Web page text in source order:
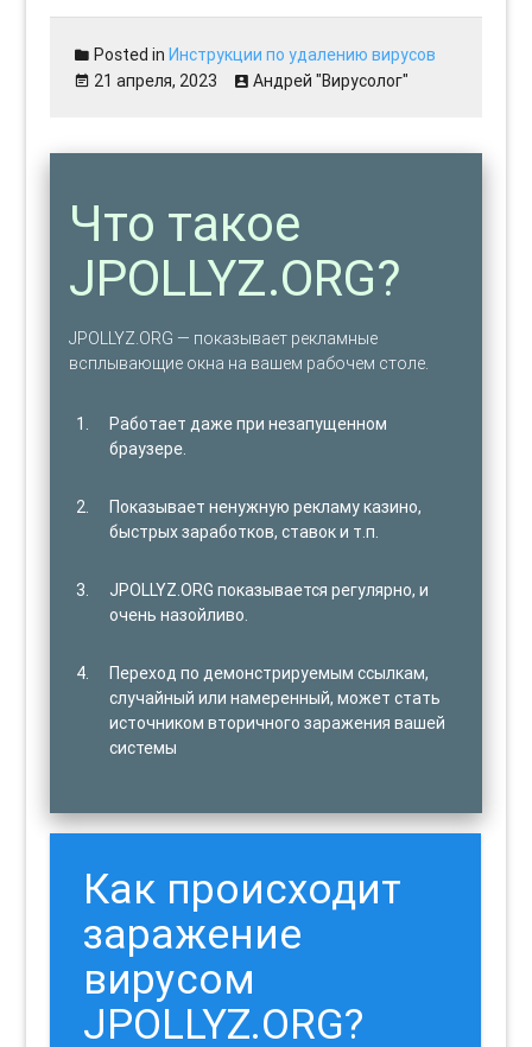
Posted inИнструкции по удалению вирусов
21 апреля, 2023
Андрей "Вирусолог"
Что такое
JPOLLYZ.ORG?
JPOLLYZ.ORG — показывает рекламные
всплывающие окна на вашем рабочем столе.
Работает даже при незапущенном
браузере.
Показывает ненужную рекламу казино,
быстрых заработков, ставок и т.п.
JPOLLYZ.ORG показывается регулярно, и
очень назойливо.
Переход по демонстрируемым ссылкам,
случайный или намеренный, может стать
источником вторичного заражения вашей
системы
Как происходит
заражение
вирусом
JPOLLYZ.ORG?